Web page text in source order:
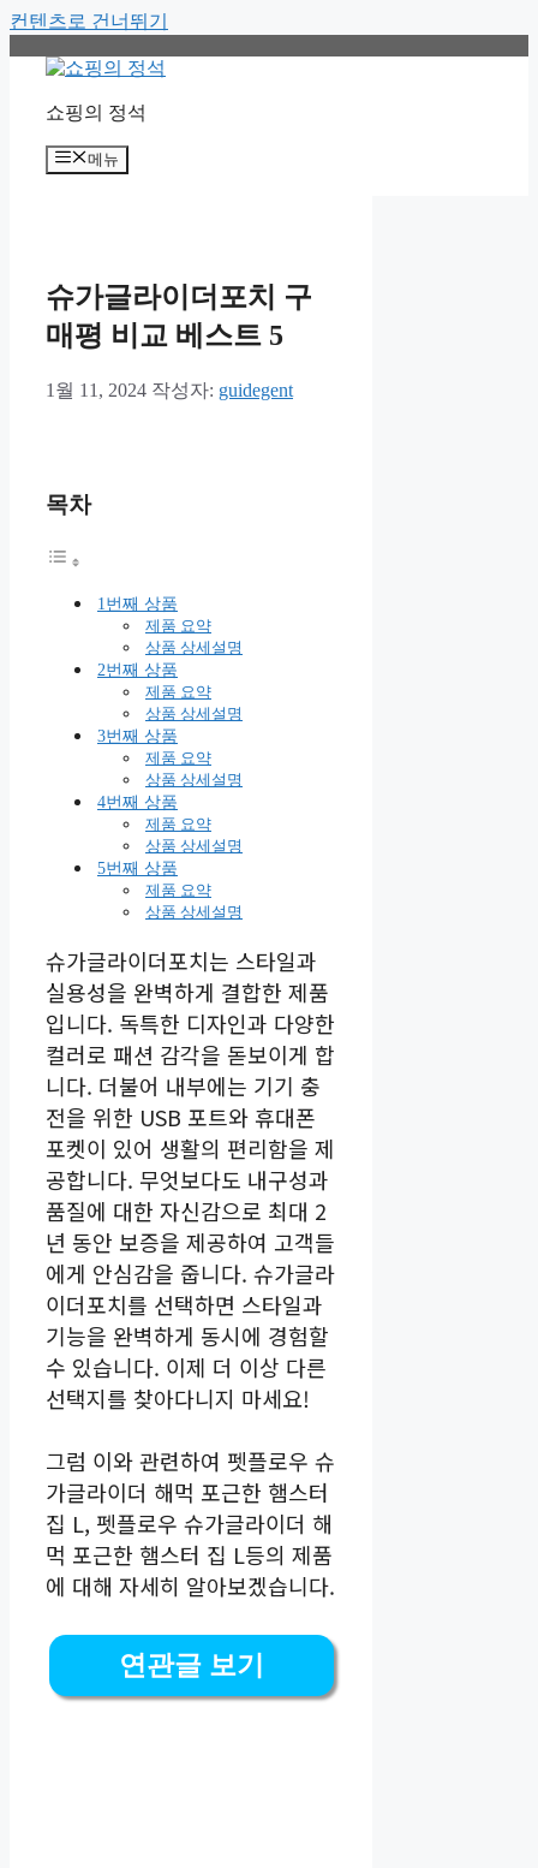
컨텐츠로 건너뛰기
쇼핑의 정석
메뉴
슈가글라이더포치 구
매평 비교 베스트 5
1월 11, 2024 작성자: guidegent
목차
1번째 상품
제품 요약
상품 상세설명
2번째 상품
제품 요약
상품 상세설명
3번째 상품
제품 요약
상품 상세설명
4번째 상품
제품 요약
상품 상세설명
5번째 상품
제품 요약
상품 상세설명
슈가글라이더포치는 스타일과
실용성을 완벽하게 결합한 제품
입니다. 독특한 디자인과 다양한
컬러로 패션 감각을 돋보이게 합
니다. 더불어 내부에는 기기 충
전을 위한 USB 포트와 휴대폰
포켓이 있어 생활의 편리함을 제
공합니다. 무엇보다도 내구성과
품질에 대한 자신감으로 최대 2
년 동안 보증을 제공하여 고객들
에게 안심감을 줍니다. 슈가글라
이더포치를 선택하면 스타일과
기능을 완벽하게 동시에 경험할
수 있습니다. 이제 더 이상 다른
선택지를 찾아다니지 마세요!
그럼 이와 관련하여 펫플로우 슈
가글라이더 해먹 포근한 햄스터
집 L, 펫플로우 슈가글라이더 해
먹 포근한 햄스터 집 L등의 제품
에 대해 자세히 알아보겠습니다.
연관글 보기